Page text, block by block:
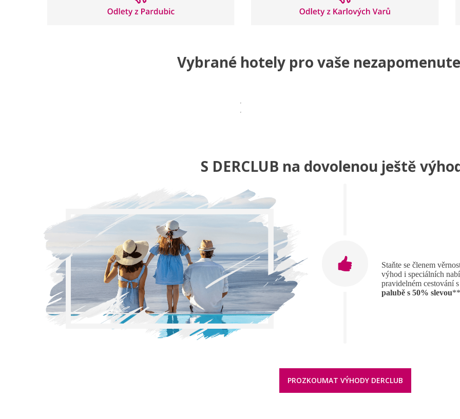
Vybrané hotely pro vaše
S DERCLUB na dovolenou ještě
Staňte se členem
výhod i speciálních
pravidelném cestování
palubě s 50% slevou
PROZKOUMAT VÝHODY DERCLUB